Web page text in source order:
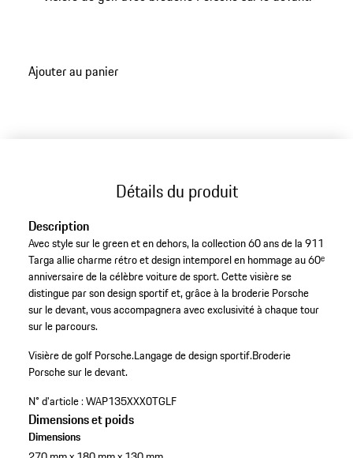
Ajouter au panier
Détails du produit
Description
Avec style sur le green et en dehors, la collection 60 ans de la 911
Targa allie charme rétro et design intemporel en hommage au 60ᵉ
anniversaire de la célèbre voiture de sport. Cette visière se
distingue par son design sportif et, grâce à la broderie Porsche
sur le devant, vous accompagnera avec exclusivité à chaque tour
sur le parcours.
Visière de golf Porsche.Langage de design sportif.Broderie
Porsche sur le devant.
N° d'article :WAP135XXX0TGLF
Dimensions et poids
Dimensions